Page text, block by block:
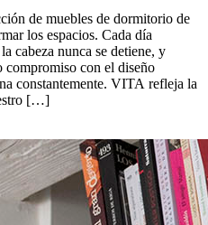
de muebles de dormitorio de
los espacios. Cada día
cabeza nunca se detiene, y
compromiso con el diseño
constantemente. VITA refleja la
[…]